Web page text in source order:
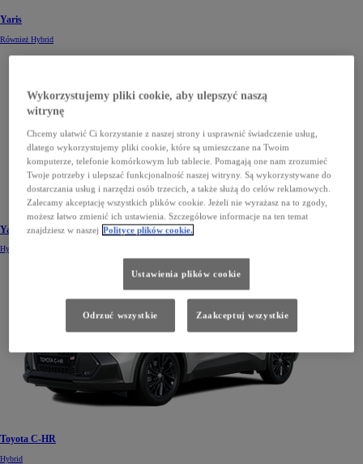
Yaris
Również Hybrid
Yaris Cross
Hybrid
Toyota C-HR
Hybrid
Wykorzystujemy pliki cookie, aby ulepszyć naszą
witrynę
Chcemy ułatwić Ci korzystanie z naszej strony i usprawnić świadczenie usług,
dlatego wykorzystujemy pliki cookie, które są umieszczane na Twoim
komputerze, telefonie komórkowym lub tablecie. Pomagają one nam zrozumieć
Twoje potrzeby i ulepszać funkcjonalność naszej witryny. Są wykorzystywane do
dostarczania usług i narzędzi osób trzecich, a także służą do celów reklamowych.
Zalecamy akceptację wszystkich plików cookie. Jeżeli nie wyrażasz na to zgody,
możesz łatwo zmienić ich ustawienia. Szczegółowe informacje na ten temat
znajdziesz w naszej Polityce plików cookie.
Ustawienia plików cookie
Odrzuć wszystkie Zaakceptuj wszystkie